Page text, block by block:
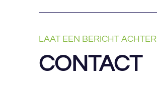
LAAT EEN BERICHT ACHTER
CONTACT